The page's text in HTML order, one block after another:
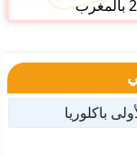
باكلوريا